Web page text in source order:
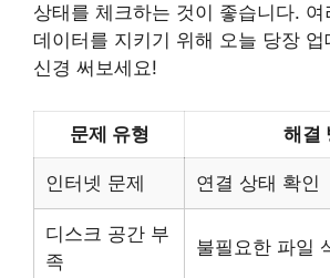
상태를 체크하는 것이 좋습니다.
데이터를 지키기 위해 오늘 당장 업
신경 써보세요!
문제 유형 해결
인터넷 문제 연결 상태 확인
디스크 공간 부
족
불필요한 파일